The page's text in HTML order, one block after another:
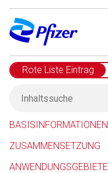
Rote Liste Eintrag
BASISINFORMATIONEN
ZUSAMMENSETZUNG
ANWENDUNGSGEBIETE